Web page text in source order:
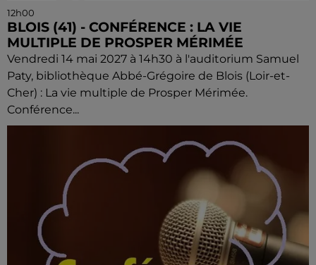
12h00
BLOIS (41) - CONFÉRENCE : LA VIE
MULTIPLE DE PROSPER MÉRIMÉE
Vendredi 14 mai 2027 à 14h30 à l'auditorium Samuel
Paty, bibliothèque Abbé-Grégoire de Blois (Loir-et-
Cher) : La vie multiple de Prosper Mérimée.
Conférence...